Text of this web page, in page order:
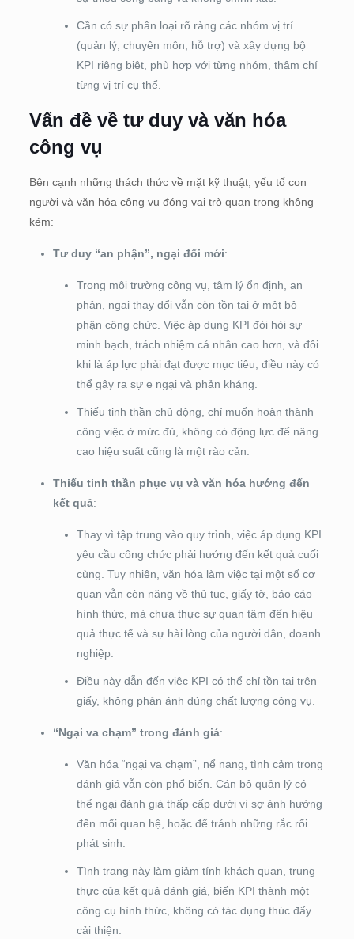
Cần có sự phân loại rõ ràng các nhóm vị trí
(quản lý, chuyên môn, hỗ trợ) và xây dựng bộ
KPI riêng biệt, phù hợp với từng nhóm, thậm chí
từng vị trí cụ thể.
Vấn đề về tư duy và văn hóa
công vụ
Bên cạnh những thách thức về mặt kỹ thuật, yếu tố con
người và văn hóa công vụ đóng vai trò quan trọng không
kém:
Tư duy “an phận”, ngại đổi mới:
Trong môi trường công vụ, tâm lý ổn định, an
phận, ngại thay đổi vẫn còn tồn tại ở một bộ
phận công chức. Việc áp dụng KPI đòi hỏi sự
minh bạch, trách nhiệm cá nhân cao hơn, và đôi
khi là áp lực phải đạt được mục tiêu, điều này có
thể gây ra sự e ngại và phản kháng.
Thiếu tinh thần chủ động, chỉ muốn hoàn thành
công việc ở mức đủ, không có động lực để nâng
cao hiệu suất cũng là một rào cản.
Thiếu tinh thần phục vụ và văn hóa hướng đến
kết quả:
Thay vì tập trung vào quy trình, việc áp dụng KPI
yêu cầu công chức phải hướng đến kết quả cuối
cùng. Tuy nhiên, văn hóa làm việc tại một số cơ
quan vẫn còn nặng về thủ tục, giấy tờ, báo cáo
hình thức, mà chưa thực sự quan tâm đến hiệu
quả thực tế và sự hài lòng của người dân, doanh
nghiệp.
Điều này dẫn đến việc KPI có thể chỉ tồn tại trên
giấy, không phản ánh đúng chất lượng công vụ.
“Ngại va chạm” trong đánh giá:
Văn hóa “ngại va chạm”, nể nang, tình cảm trong
đánh giá vẫn còn phổ biến. Cán bộ quản lý có
thể ngại đánh giá thấp cấp dưới vì sợ ảnh hưởng
đến mối quan hệ, hoặc để tránh những rắc rối
phát sinh.
Tình trạng này làm giảm tính khách quan, trung
thực của kết quả đánh giá, biến KPI thành một
công cụ hình thức, không có tác dụng thúc đẩy
cải thiện.